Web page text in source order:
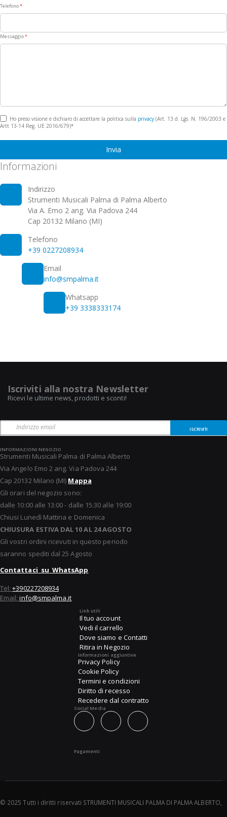
Telefono
Messaggio
Ho preso visione e dichiaro di accettare la politica sulla privacy (Art. 13 d. Lgs. N. 196/2003 e
Artt 13-14 Reg. UE 2016/679)*
Invia
Informazioni
Indirizzo
Strumenti Musicali Palma di Palma Alberto
Via A. Emo 2 ang. Via Padova 244
Cap 20132 Milano (MI)
Telefono
+39 0227208934
Email
info@smpalma.it
Whatsapp
+39 3338333174
Iscriviti alla nostra Newsletter
Ricevi le ultime news, prodotti e sconti!
ISCRIVITI
INFORMAZIONI NEGOZIO
Strumenti Musicali Palma di Palma Alberto
Via Angelo Emo 2 ang. Via Padova 244
Cap 20132 Milano (MI) Mappa
Gli orari del negozio sono:
dalle 10:00 alle 13:00 - dalle 15:30 alle 19:00
Chiusi Lunedì Mattina e Domenica
CHIUSURA ESTIVA DAL 10 AL 24 AGOSTO
Gli vostri ordini ricevuti in questo periodo
saranno spediti dal 25 Agosto
Contattaci su WhatsApp
Tel:+390227208934
Email:info@smpalma.it
Link utili
Il tuo account
Vedi il carrello
Dove siamo e Contatti
Ritira in Negozio
Informazioni aggiuntive
Privacy Policy
Cookie Policy
Termini e condizioni
Diritto di recesso
Recedere dal contratto
Social Media
Pagamenti
© 2025 Tutti i diritti riservati STRUMENTI MUSICALI PALMA DI PALMA ALBERTO,